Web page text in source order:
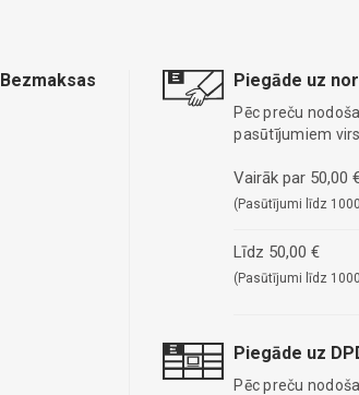
Bezmaksas Piegāde uz
Pēc preču
pasūtījumiem virs
Vairāk par 50,00
(Pasūtījumi līdz
Līdz 50,00 €
(Pasūtījumi līdz
Piegāde uz
Pēc preču